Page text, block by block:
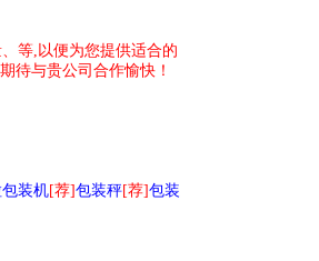
等,以便为您提供适合的
待与贵公司合作愉快！
装机[荐]包装秤[荐]包装